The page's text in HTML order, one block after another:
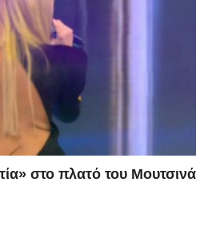
στο πλατό του Μουτσινά